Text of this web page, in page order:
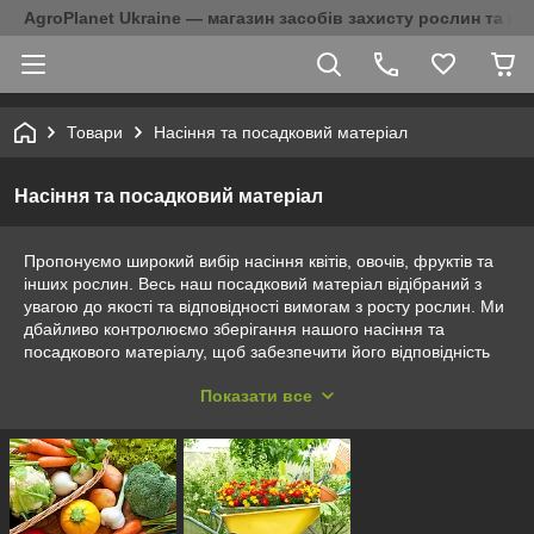
AgroPlanet Ukraine — магазин засобів захисту рослин та
Товари Насіння та посадковий матеріал
Насіння та посадковий матеріал
Пропонуємо широкий вибір насіння квітів, овочів, фруктів та
інших рослин. Весь наш посадковий матеріал відібраний з
увагою до якості та відповідності вимогам з росту рослин. Ми
дбайливо контролюємо зберігання нашого насіння та
посадкового матеріалу, щоб забезпечити його відповідність
життєздатність та стійкість до небажаних впливів зовнішнього
Насіння можна придбати в різних форматах та упаковках, що
відповідатиме вашим потребам. У нас ви знайдете
сертифіковане насіння виробників Syngenta, Enza Zaden,
Bejo, Clause, Roltico, Агропак, Leda Agro та Велес.
Показати все